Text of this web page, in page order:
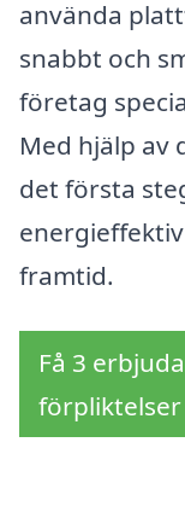
använda
snabbt och
företag
Med hjälp av
det första
framtid.
Få 3
förpliktelser